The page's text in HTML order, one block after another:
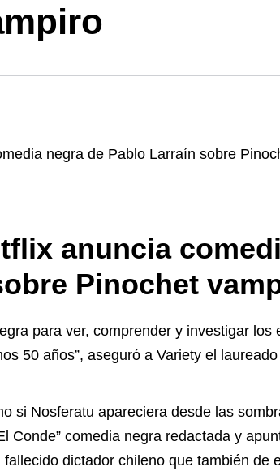
anuncia
Pinochet
para ver, comprender y investigar los
50 años”, aseguró a Variety el
si Nosferatu apareciera desde las
Conde” comedia negra redactada y
dictador chileno que también de